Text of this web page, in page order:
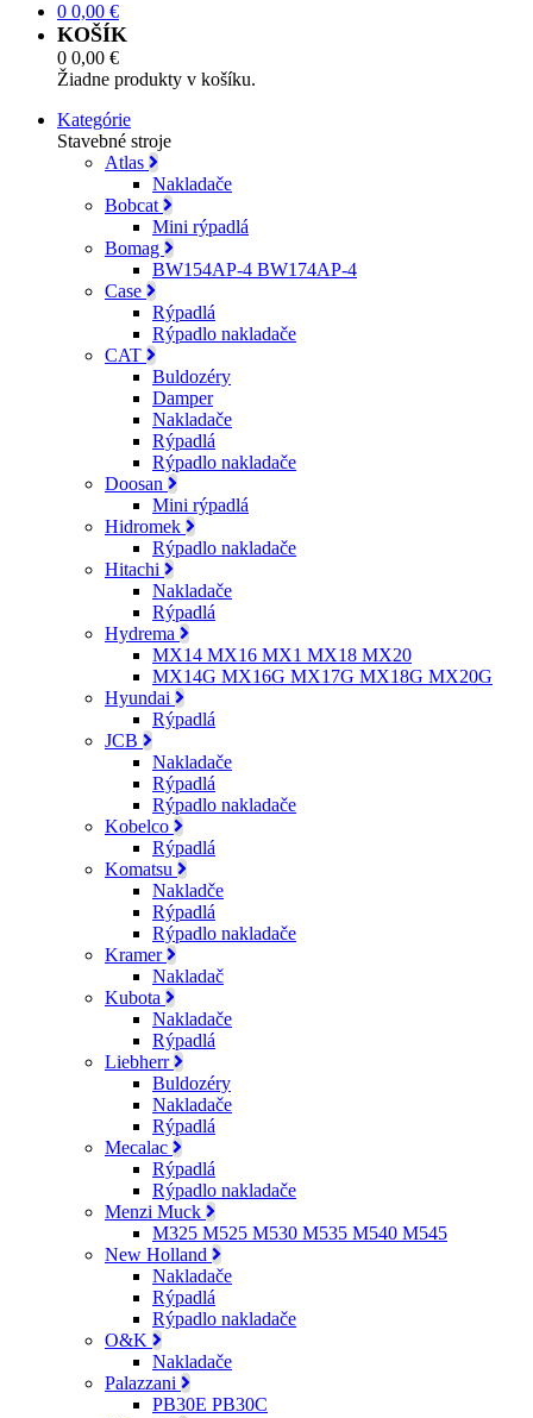
0 0,00 €
KOŠÍK
0 0,00 €
Žiadne produkty v košíku.
Kategórie
Stavebné stroje
Atlas
Nakladače
Bobcat
Mini rýpadlá
Bomag
BW154AP-4 BW174AP-4
Case
Rýpadlá
Rýpadlo nakladače
CAT
Buldozéry
Damper
Nakladače
Rýpadlá
Rýpadlo nakladače
Doosan
Mini rýpadlá
Hidromek
Rýpadlo nakladače
Hitachi
Nakladače
Rýpadlá
Hydrema
MX14 MX16 MX1 MX18 MX20
MX14G MX16G MX17G MX18G MX20G
Hyundai
Rýpadlá
JCB
Nakladače
Rýpadlá
Rýpadlo nakladače
Kobelco
Rýpadlá
Komatsu
Nakladče
Rýpadlá
Rýpadlo nakladače
Kramer
Nakladač
Kubota
Nakladače
Rýpadlá
Liebherr
Buldozéry
Nakladače
Rýpadlá
Mecalac
Rýpadlá
Rýpadlo nakladače
Menzi Muck
M325 M525 M530 M535 M540 M545
New Holland
Nakladače
Rýpadlá
Rýpadlo nakladače
O&K
Nakladače
Palazzani
PB30E PB30C